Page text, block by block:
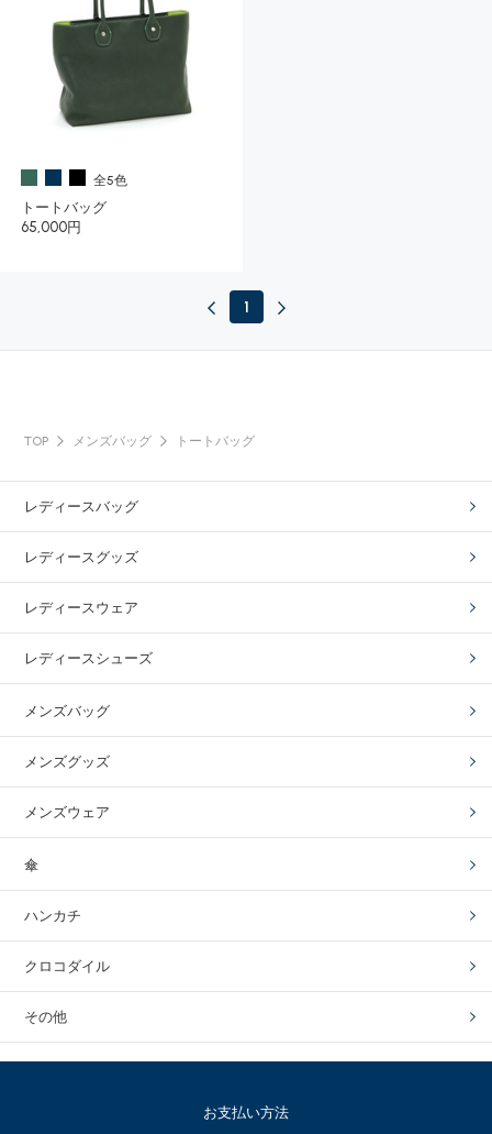
全5色
トートバッグ
65,000円
1
TOP メンズバッグ トートバッグ
レディースバッグ
レディースグッズ
レディースウェア
レディースシューズ
メンズバッグ
メンズグッズ
メンズウェア
傘
ハンカチ
クロコダイル
その他
お支払い方法